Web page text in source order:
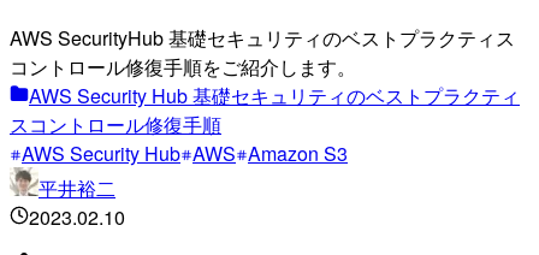
AWS SecurityHub 基礎セキュリティのベストプラクティス
コントロール修復手順をご紹介します。
AWS Security Hub 基礎セキュリティのベストプラクティ
スコントロール修復手順
AWS Security Hub AWS Amazon S3
平井裕二
2023.02.10